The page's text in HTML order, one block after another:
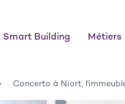
Smart Building Métiers
Concerto à Niort,